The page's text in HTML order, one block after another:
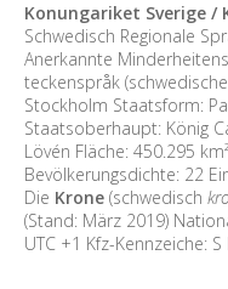
Konungariket Sverige /
Schwedisch Regionale
Anerkannte
teckenspråk
Stockholm Staatsform:
Staatsoberhaupt: König
Lövén Fläche: 450.295
Bevölkerungsdichte: 22
Die Krone (schwedisch
(Stand: März 2019)
UTC +1 Kfz-Kennzeiche: